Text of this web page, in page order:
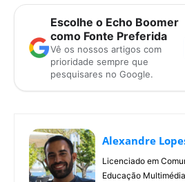
Escolhe o Echo Boomer
como Fonte Preferida
Vê os nossos artigos com
prioridade sempre que
pesquisares no Google.
Alexandre
Licenciado em
Educação